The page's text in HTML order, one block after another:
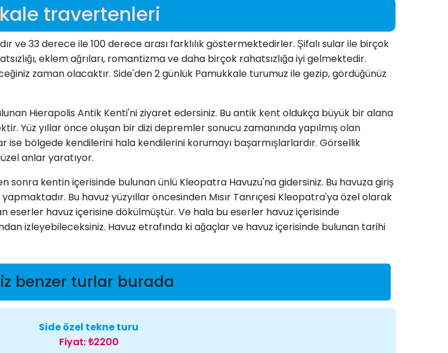
travertenleri
ve 33 derece ile 100 derece arası farklılık göstermektedirler. Şifalı sular ile birçok
eklem ağrıları, romantizma ve daha birçok rahatsızlığa iyi gelmektedir.
zaman olacaktır. Side'den 2 günlük Pamukkale turumuz ile gezip, gördüğünüz
Hierapolis Antik Kenti'ni ziyaret edersiniz. Bu antik kent oldukça büyük bir alana
Yüz yıllar önce oluşan bir dizi depremler sonucu zamanında yapılmış olan
ise bölgede kendilerini hala kendilerini korumayı başarmışlarlardır. Görsellik
anlar yaratıyor.
kentin içerisinde bulunan ünlü Kleopatra Havuzu'na gidersiniz. Bu havuza giriş
Bu havuz yüzyıllar öncesinden Mısır Tanrıçesi Kleopatra'ya özel olarak
eserler havuz içerisine dökülmüştür. Ve hala bu eserler havuz içerisinde
izleyebileceksiniz. Havuz etrafında ki ağaçlar ve havuz içerisinde bulunan tarihi
benzer turlar burada
Side özel tekne turu
Fiyat:₺2200